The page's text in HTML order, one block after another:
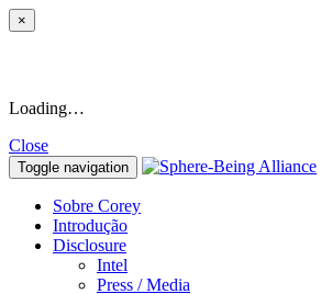
×
Loading…
Close
Toggle navigation
Sobre Corey
Introdução
Disclosure
Intel
Press / Media